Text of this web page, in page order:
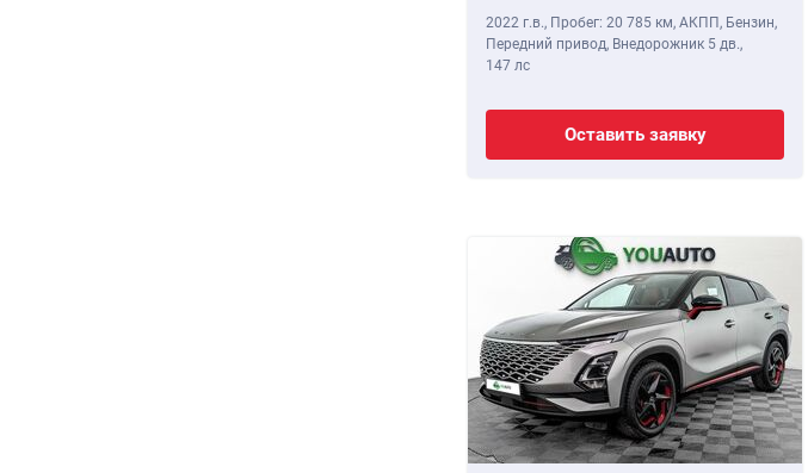
2022 г.в., Пробег: 20 785 км, АКПП, Бензин,
Передний привод, Внедорожник 5 дв.,
147 лс
Оставить заявку